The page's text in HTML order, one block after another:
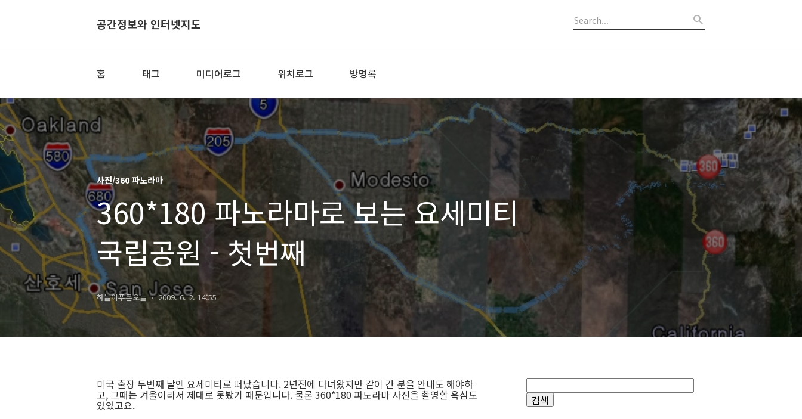
공간정보와 인터넷지도
홈 태그 미디어로그 위치로그 방명록
사진/360 파노라마
360*180 파노라마로 보는 요세미티
국립공원 - 첫번째
하늘이푸른오늘 2009. 6. 2. 14:55
미국 출장 두번째 날엔 요세미티로 떠났습니다. 2년전에 다녀왔지만 같이 간 분을 안내도 해야하
고, 그때는 겨울이라서 제대로 못봤기 때문입니다. 물론 360*180 파노라마 사진을 촬영할 욕심도
있었고요.